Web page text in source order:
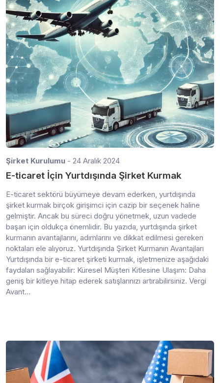
Şirket Kurulumu - 24 Aralık 2024
E-ticaret İçin Yurtdışında Şirket Kurmak
E-ticaret sektörü büyümeye devam ederken, yurtdışında
şirket kurmak birçok girişimci için cazip bir seçenek haline
gelmiştir. Ancak bu süreci doğru yönetmek, uzun vadede
başarı için oldukça önemlidir. Bu yazıda, yurtdışında şirket
kurmanın avantajlarını, adımlarını ve dikkat edilmesi gereken
noktaları ele alıyoruz. Yurtdışında Şirket Kurmanın Avantajları
Yurtdışında bir e-ticaret şirketi kurmak, işletmenize aşağıdaki
faydaları sağlayabilir: Küresel Müşteri Kitlesine Ulaşım: Daha
geniş bir kitleye hitap ederek satışlarınızı artırabilirsiniz. Vergi
Avant...